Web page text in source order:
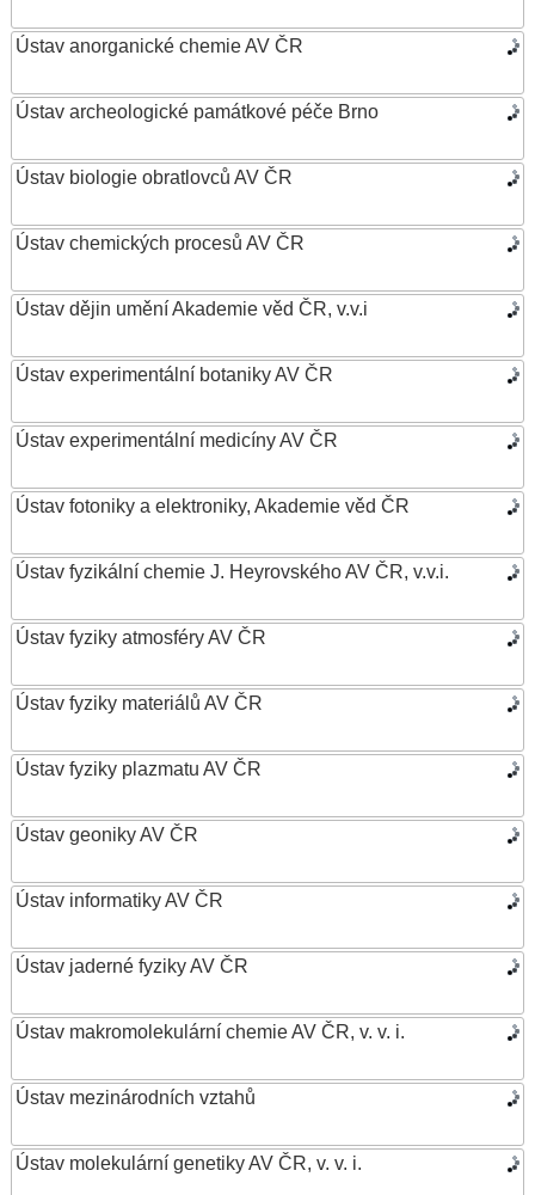
Ústav anorganické chemie AV ČR
Ústav archeologické památkové péče Brno
Ústav biologie obratlovců AV ČR
Ústav chemických procesů AV ČR
Ústav dějin umění Akademie věd ČR, v.v.i
Ústav experimentální botaniky AV ČR
Ústav experimentální medicíny AV ČR
Ústav fotoniky a elektroniky, Akademie věd ČR
Ústav fyzikální chemie J. Heyrovského AV ČR, v.v.i.
Ústav fyziky atmosféry AV ČR
Ústav fyziky materiálů AV ČR
Ústav fyziky plazmatu AV ČR
Ústav geoniky AV ČR
Ústav informatiky AV ČR
Ústav jaderné fyziky AV ČR
Ústav makromolekulární chemie AV ČR, v. v. i.
Ústav mezinárodních vztahů
Ústav molekulární genetiky AV ČR, v. v. i.